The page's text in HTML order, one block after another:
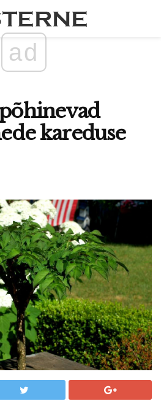
ad
kareduse